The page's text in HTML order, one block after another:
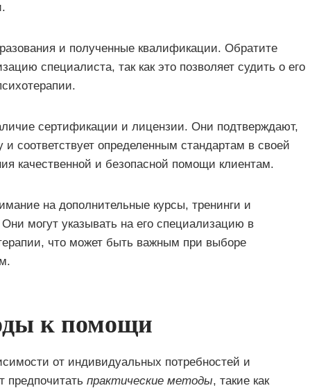
и полученные квалификации. Обратите
специалиста, так как это позволяет судить о его
сертификации и лицензии. Они подтверждают,
соответствует определенным стандартам в своей
качественной и безопасной помощи клиентам.
на дополнительные курсы, тренинги и
могут указывать на его специализацию в
что может быть важным при выборе
к помощи
от индивидуальных потребностей и
предпочитать практические методы, такие как